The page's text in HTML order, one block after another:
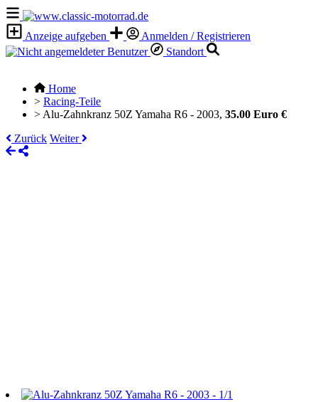
Anzeige aufgeben
Anmelden / Registrieren
Standort
Home
> Racing-Teile
> Alu-Zahnkranz 50Z Yamaha R6 - 2003, 35.00 Euro €
Zurück Weiter